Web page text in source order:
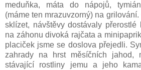
meduňka, máta do nápojů,
(máme ten mrazuvzorný) na
sklízet, návštěvy dostávaly
na záhonu divoká rajčata a
placiček jsme se doslova přejedli.
zahrady na hrst měsíčních jahod,
stávající rostliny jemu a jeho